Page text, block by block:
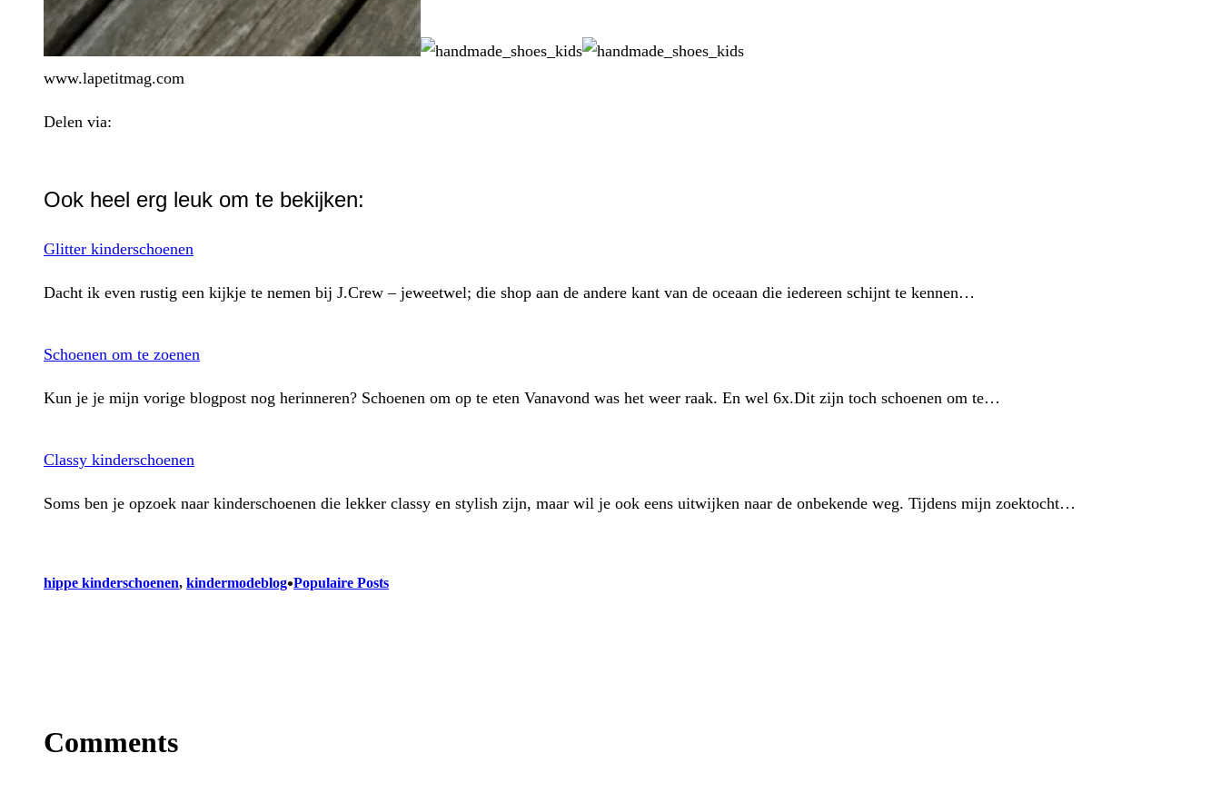
www.lapetitmag.com
Delen via:
Ook heel erg leuk om te bekijken:
Glitter kinderschoenen
Dacht ik even rustig een kijkje te nemen bij J.Crew – jeweetwel; die shop aan de andere kant van de oceaan die iedereen schijnt te kennen…
Schoenen om te zoenen
Kun je je mijn vorige blogpost nog herinneren? Schoenen om op te eten Vanavond was het weer raak. En wel 6x.Dit zijn toch schoenen om te…
Classy kinderschoenen
Soms ben je opzoek naar kinderschoenen die lekker classy en stylish zijn, maar wil je ook eens uitwijken naar de onbekende weg. Tijdens mijn zoektocht…
hippe kinderschoenen, kindermodeblog•Populaire Posts
Comments